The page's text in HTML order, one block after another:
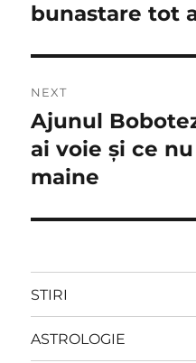
bunastare tot
NEXT
Next
post:
Ajunul
ai voie și ce
maine
STIRI
ASTROLOGIE